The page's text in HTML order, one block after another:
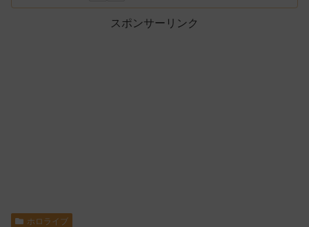
スポンサーリンク
ホロライブ